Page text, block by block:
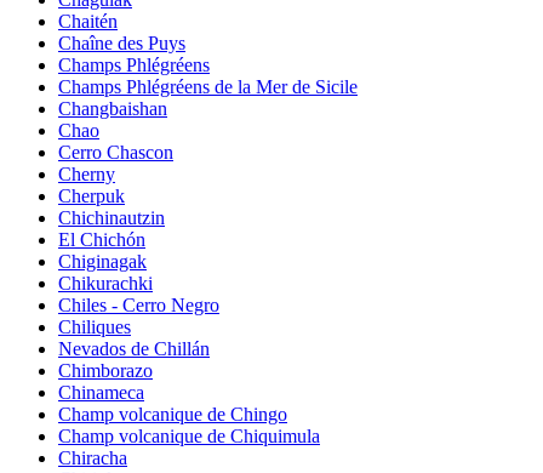
Chaitén
Chaîne des Puys
Champs Phlégréens
Champs Phlégréens de la Mer de Sicile
Changbaishan
Chao
Cerro Chascon
Cherny
Cherpuk
Chichinautzin
El Chichón
Chiginagak
Chikurachki
Chiles - Cerro Negro
Chiliques
Nevados de Chillán
Chimborazo
Chinameca
Champ volcanique de Chingo
Champ volcanique de Chiquimula
Chiracha